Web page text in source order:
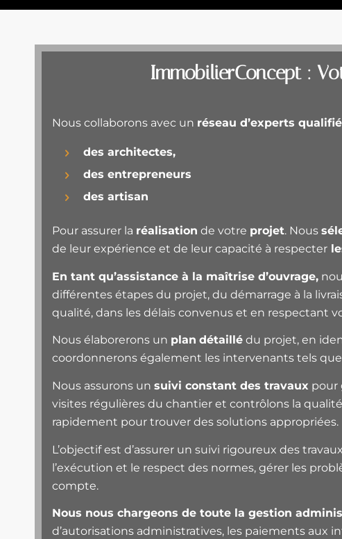
ImmobilierConcept :
Nous collaborons avec un réseau d’experts
des architectes,
des entrepreneurs
des artisan
Pour assurer la réalisation de votre projet. Nous
de leur expérience et de leur capacité à respecter
En tant qu’assistance à la maîtrise d’ouvrage,
différentes étapes du projet, du démarrage à la
qualité, dans les délais convenus et en respectant
Nous élaborerons un plan détaillé du projet, en
coordonnerons également les intervenants tels
Nous assurons un suivi constant des travaux pour
visites régulières du chantier et contrôlons la
rapidement pour trouver des solutions appropriées.
L’objectif est d’assurer un suivi rigoureux des
l’exécution et le respect des normes, gérer les
compte.
Nous nous chargeons de toute la gestion
d’autorisations administratives, les paiements aux